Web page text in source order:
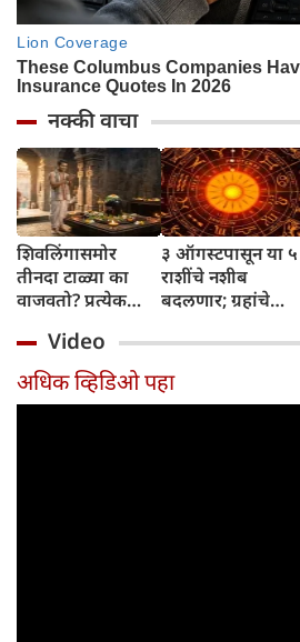
नक्की वाचा
शिवलिंगासमोर
तीनदा टाळ्या का
वाजवतो? प्रत्येक
जाणून घ्या
३ ऑगस्टपासून या ५
राशींचे नशीब
बदलणार; ग्रहांचे
संपतील आणि शुभ
दिवसांची सुरुवात
होईल
Video
अधिक व्हिडिओ पहा